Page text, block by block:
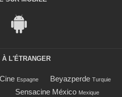
L'ÉTRANGER
Espagne Beyazperde Turquie
Sensacine México Mexique